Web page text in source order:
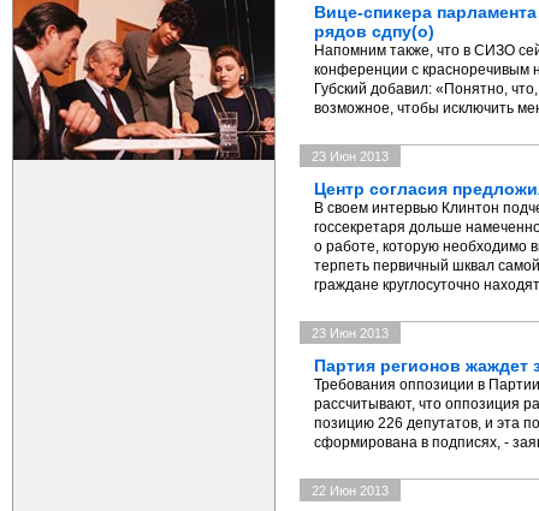
Вице-спикера
рядов сдпу(о)
Напомним также, что в СИЗО
конференции с красноречивым
Губский добавил: «Понятно,
возможное, чтобы исключить
23 Июн 2013
Центр согласия
В своем интервью Клинтон
госсекретаря дольше
о работе, которую необходимо
терпеть первичный шквал
граждане круглосуточно
23 Июн 2013
Партия регионов жаждет
Требования оппозиции в
рассчитывают, что оппозиция
позицию 226 депутатов, и эта
сформирована в подписях, -
22 Июн 2013